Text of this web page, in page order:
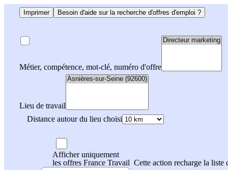
Imprimer Besoin d'aide sur la recherche d'offres d'emploi ?
Métier, compétence, mot-clé, numéro d'offre
Lieu de travail
Distance autour du lieu choisi
Afficher uniquement
les offres France Travail Cette action recharge la liste